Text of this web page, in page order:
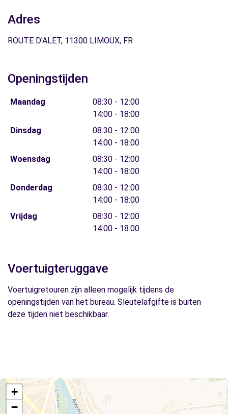
Adres
ROUTE D'ALET, 11300 LIMOUX, FR
Openingstijden
Maandag
08:30 - 12:00
14:00 - 18:00
Dinsdag
08:30 - 12:00
14:00 - 18:00
Woensdag
08:30 - 12:00
14:00 - 18:00
Donderdag
08:30 - 12:00
14:00 - 18:00
Vrijdag
08:30 - 12:00
14:00 - 18:00
Voertuigteruggave
Voertuigretouren zijn alleen mogelijk tijdens de
openingstijden van het bureau. Sleutelafgifte is buiten
deze tijden niet beschikbaar.
+
−